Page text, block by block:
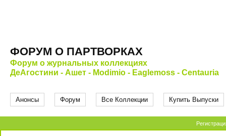
ФОРУМ О ПАРТВОРКАХ
Форум о журнальных коллекциях
ДеАгостини - Ашет - Modimio - Eaglemoss - Centauria
Анонсы Форум Все Коллекции Купить Выпуски